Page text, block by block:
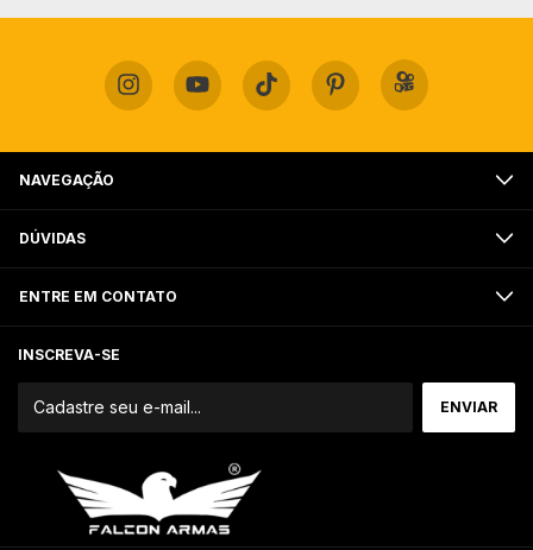
NAVEGAÇÃO
DÚVIDAS
ENTRE EM CONTATO
INSCREVA-SE